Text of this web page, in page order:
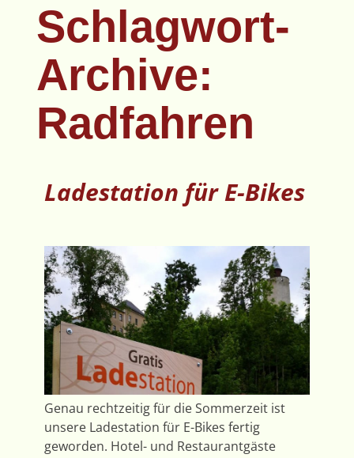
Schlagwort-
Archive:
Radfahren
Ladestation für E-Bikes
Genau rechtzeitig für die Sommerzeit ist
unsere Ladestation für E-Bikes fertig
geworden. Hotel- und Restaurantgäste